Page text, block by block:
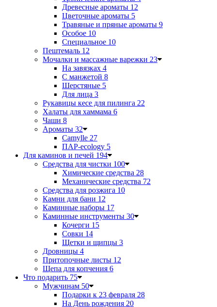
Древесные ароматы 12
Цветочные ароматы 5
Травяные и пряные ароматы 9
Особое 10
Специальное 10
Пештемаль 12
Мочалки и массажные варежки 23
На завязках 4
С манжетой 8
Шерстяные 5
Для лица 3
Рукавицы кесе для пилинга 22
Халаты для хаммама 6
Чаши 8
Ароматы 32
Camylle 27
ПАР-ecology 5
Для каминов и печей 194
Средства для чистки 100
Химические средства 28
Механические средства 72
Средства для розжига 10
Камни для бани 12
Каминные наборы 17
Каминные инструменты 30
Кочерги 15
Совки 14
Щетки и щипцы 3
Дровницы 4
Притопочные листы 12
Щепа для копчения 6
Что подарить 75
Мужчинам 50
Подарки к 23 февраля 28
На День рождения 20